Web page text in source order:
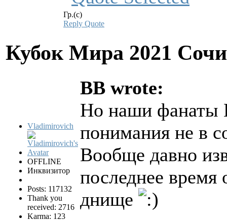
Гр.(с)
Reply Quote
Кубок Мира 2021
Vladimirovich
OFFLINE
Инквизитор
Posts: 117132
Thank you
received: 2716
Karma: 123
BB wrote:
Но наши фанаты
понимания не в
Вообще давно
последнее время
днище